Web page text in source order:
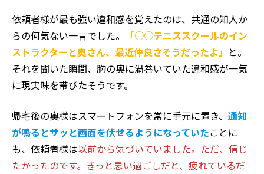
依頼者様が最も強い違和感を覚えたのは、共通の知人か
らの何気ない一言でした。
「○○テニススクールのイン
ストラクターと奥さん、最近仲良さそうだったよ」 と。
それを聞いた瞬間、胸の奥に渦巻いていた違和感が一気
に現実味を帯びたそうです。
帰宅後の奥様はスマートフォンを常に手元に置き、 通知
が鳴るとサッと画面を伏せるようになっていたことに
も、依頼者様は以前から気づいていました。ただ、信じ
たかったのです。きっと思い過ごしだと、疲れているだ